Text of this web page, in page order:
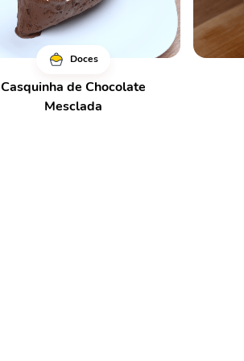
Doces
Casquinha de Chocolate
Mesclada